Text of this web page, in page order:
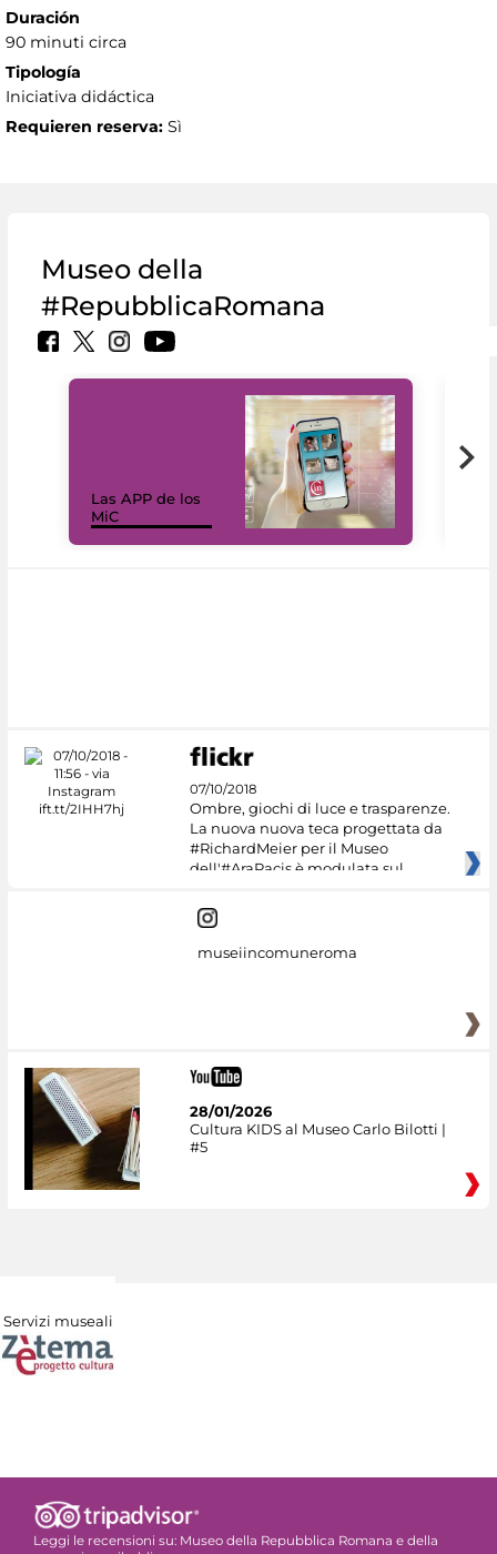
Duración
90 minuti circa
Tipología
Iniciativa didáctica
Requieren reserva: Sì
Museo della
#RepubblicaRomana
Las APP de los
MiC
07/10/2018
Ombre, giochi di luce e trasparenze.
La nuova nuova teca progettata da
#RichardMeier per il Museo
dell'#AraPacis è modulata sul
museiincomuneroma
28/01/2026
Cultura KIDS al Museo Carlo Bilotti |
#5
Servizi museali
Leggi le recensioni su: Museo della Repubblica Romana e della